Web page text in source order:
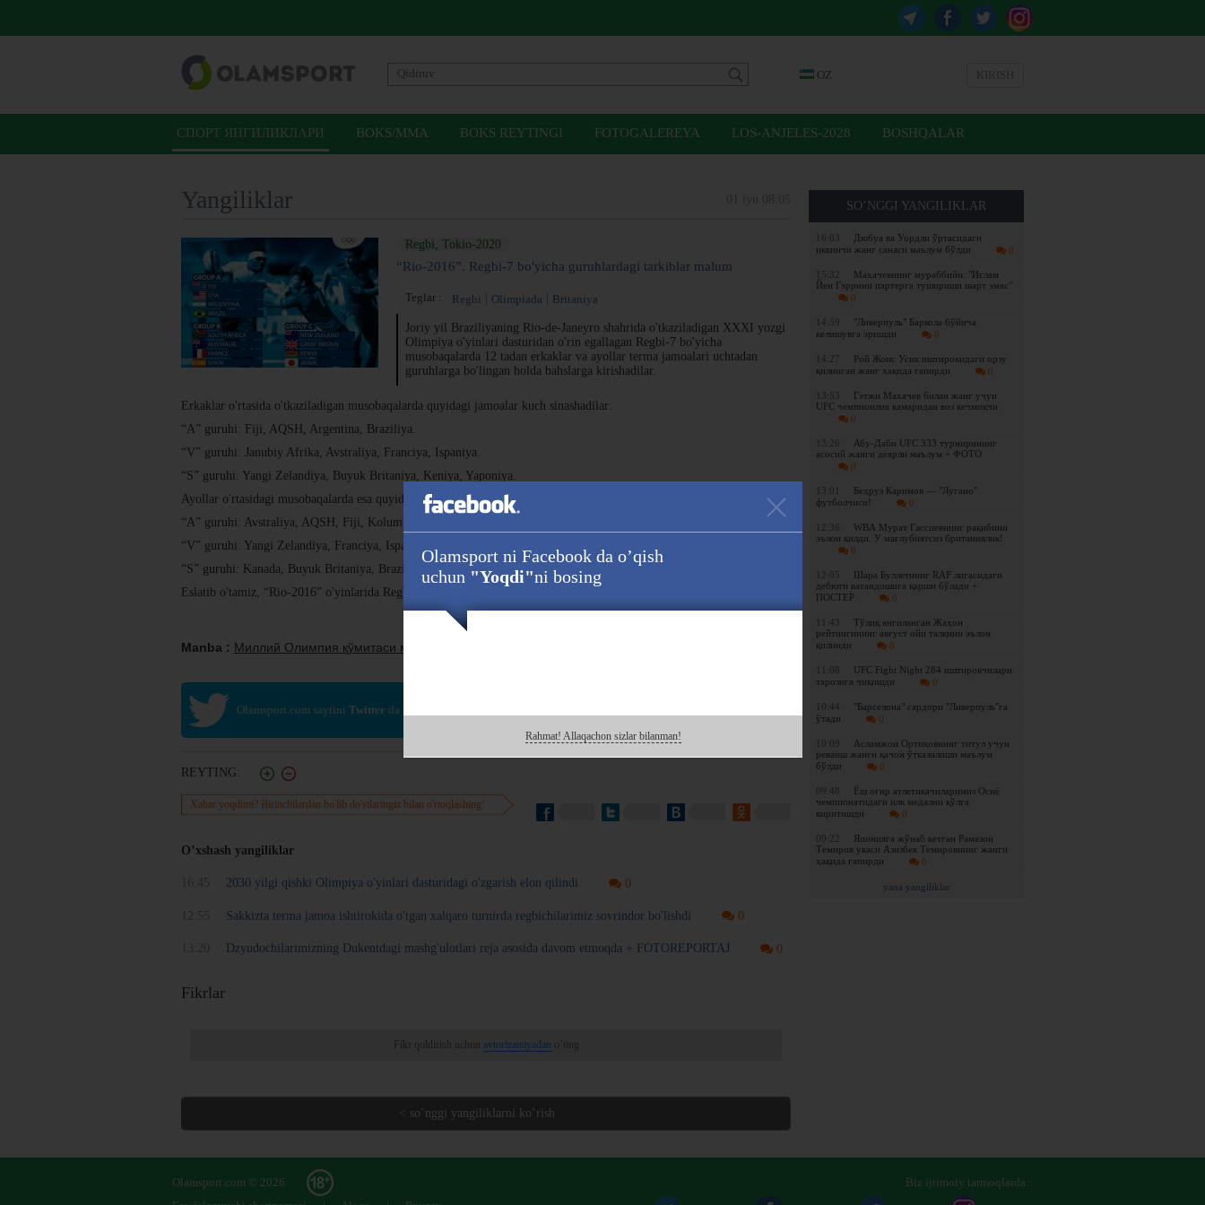
OZ
СПОРТ ЯНГИЛИКЛАРИ BOKS/MMA BOKS REYTINGI FOTOGALEREYA LOS-ANJELES-2028 BOSHQALAR
SO’NGGI YANGILIKLAR
16:03
Дюбуа ва Уордли ўртасидаги
иккинчи жанг санаси маълум бўлди
0
15:32
Махачевнинг мураббийи: "Ислам
Йен Гэррини партерга тушириши шарт эмас"
0
14:59
"Ливерпуль" Баркола бўйича
келишувга эришди
0
14:27
Рой Жонс Усик иштирокидаги орзу
қилинган жанг ҳақида гапирди
0
13:53
Гэтжи Махачев билан жанг учун
UFC чемпионлик камаридан воз кечмоқчи
0
13:26
Абу-Даби UFC 333 турнирининг
асосий жанги деярли маълум + ФОТО
0
13:01
Беҳруз Каримов — "Лугано"
футболчиси!
0
12:36
WBА Мурат Гассиевнинг рақибини
эълон қилди. У мағлубиятсиз британиялик!
0
12:05
Шара Буллетнинг RAF лигасидаги
дебюти ватандошига қарши бўлади +
ПОСТЕР
0
11:43
Tўлиқ янгиланган Жаҳон
рейтингининг август ойи талқини эълон
қилинди
0
11:08
UFC Fight Night 284 иштирокчилари
тарозига чиқишди
0
10:44
"Барселона" сардори "Ливерпуль"га
ўтади
0
10:09
Асламжон Ортиқовнинг титул учун
реванш жанги қачон ўтказилиши маълум
бўлди
0
09:48
Ёш оғир атлетикачиларимиз Осиё
чемпионатидаги илк медални қўлга
киритишди
0
09:22
Японияга жўнаб кетган Рамазон
Темиров укаси Азизбек Темировнинг жанги
ҳақида гапирди
0
yana yangiliklar
Yangiliklar
Regbi, Tokio-2020
“Rio-2016”. Regbi-7 bo'yicha guruhlardagi tarkiblar malum
Teglar : Regbi Olimpiada Britaniya
Joriy yil Braziliyaning Rio-de-Janeyro shahrida o'tkaziladigan XXXI yozgi
Olimpiya o'yinlari dasturidan o'rin egallagan Regbi-7 bo'yicha
musobaqalarda 12 tadan erkaklar va ayollar terma jamoalari uchtadan
guruhlarga bo'lingan holda bahslarga kirishadilar.
Erkaklar o'rtasida o'tkaziladigan musobaqalarda quyidagi jamoalar kuch sinashadilar:
“A” guruhi: Fiji, AQSH, Argentina, Braziliya.
“V” guruhi: Janubiy Afrika, Avstraliya, Franciya, Ispaniya.
“S” guruhi: Yangi Zelandiya, Buyuk Britaniya, Keniya, Yaponiya.
Ayollar o'rtasidagi musobaqalarda esa quyidagi jamoalar bahs yuritadilar:
“A” guruhi: Avstraliya, AQSH, Fiji, Kolumbiya.
“V” guruhi: Yangi Zelandiya, Franciya, Ispaniya, Keniya.
“S” guruhi: Kanada, Buyuk Britaniya, Braziliya, Yaponiya.
Eslatib o'tamiz, “Rio-2016” o'yinlarida Regbi-7 bo'yicha musobaqalar 6-11 avgust kunlari o'tkaziladi.
Manba : Миллий Олимпия қўмитаси матбуот хизмати
Olamsport.com saytini Twitter da ham kuzating!
REYTING:
Xabar yoqdimi? Birinchilardan bo'lib do'stlaringiz bilan o'rtoqlashing!
O’xshash yangiliklar
2030 yilgi qishki Olimpiya o'yinlari dasturidagi o'zgarish elon qilindi 0
Sakkizta terma jamoa ishtirokida o'tgan xalqaro turnirda regbichilarimiz sovrindor bo'lishdi 0
Dzyudochilarimizning Dukentdagi mashg'ulotlari reja asosida davom etmoqda + FOTOREPORTAJ 0
Fikrlar
Fikr qoldirish uchun avtorizatsiyadan o’ting
< so’nggi yangiliklarni ko’rish
Biz ijtimoiy tarmoqlarda::
Olamsport.com © 2026
Olamsport ni Facebook da o’qish
uchun "Yoqdi"ni bosing
Rahmat! Allaqachon sizlar bilanman!